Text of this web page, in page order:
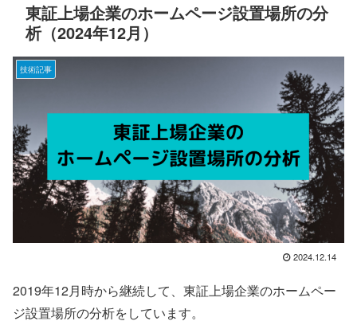
東証上場企業のホームページ設置場所の分
析（2024年12月）
技術記事
2024.12.14
2019年12月時から継続して、東証上場企業のホームペー
ジ設置場所の分析をしています。